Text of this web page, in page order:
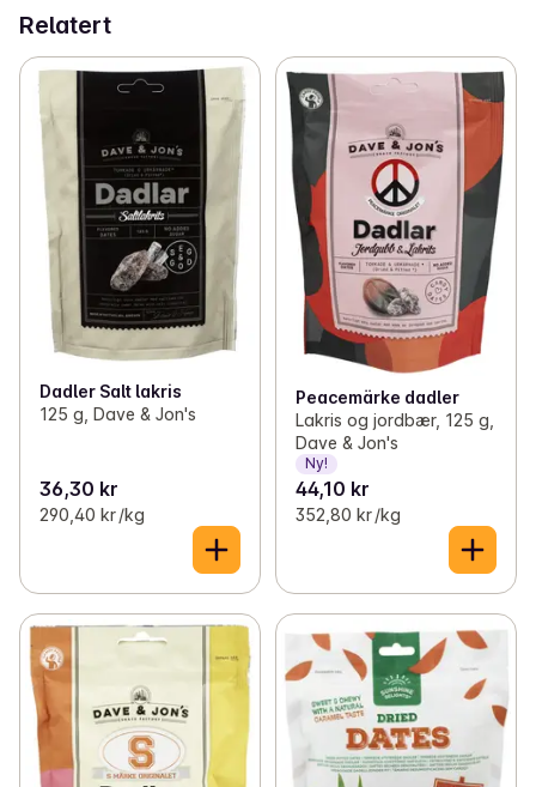
Relatert
Dadler Salt lakris
125 g, Dave & Jon's
36,30 kr
290,40 kr /kg
Peacemärke dadler
Lakris og jordbær, 125 g,
Dave & Jon's
Ny!
44,10 kr
352,80 kr /kg